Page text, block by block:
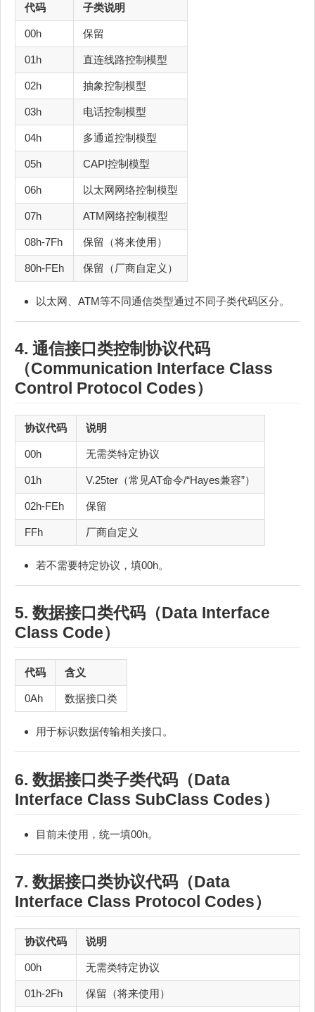
代码 子类说明
00h 保留
01h 直连线路控制模型
02h 抽象控制模型
03h 电话控制模型
04h 多通道控制模型
05h CAPI控制模型
06h 以太网网络控制模型
07h ATM网络控制模型
08h-7Fh 保留（将来使用）
80h-FEh 保留（厂商自定义）
以太网、ATM等不同通信类型通过不同子类代码区分。
4. 通信接口类控制协议代码
（Communication Interface Class
Control Protocol Codes）
协议代码 说明
00h 无需类特定协议
01h V.25ter（常见AT命令/“Hayes兼容”）
02h-FEh 保留
FFh 厂商自定义
若不需要特定协议，填00h。
5. 数据接口类代码（Data Interface
Class Code）
代码 含义
0Ah 数据接口类
用于标识数据传输相关接口。
6. 数据接口类子类代码（Data
Interface Class SubClass Codes）
目前未使用，统一填00h。
7. 数据接口类协议代码（Data
Interface Class Protocol Codes）
协议代码 说明
00h 无需类特定协议
01h-2Fh 保留（将来使用）